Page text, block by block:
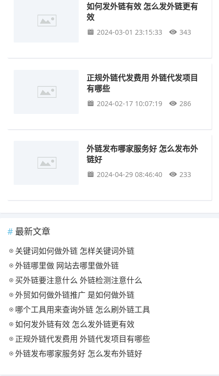
如何发外链有效 怎么发外链更有
效
2024-03-01 23:15:33 343
正规外链代发费用 外链代发项目
有哪些
2024-02-17 10:07:19 286
外链发布哪家服务好 怎么发布外
链好
2024-04-29 08:46:40 233
最新文章
关键词如何做外链 怎样关键词外链
外链哪里做 网站去哪里做外链
买外链要注意什么 外链检测注意什么
外贸如何做外链推广 是如何做外链
哪个工具用来查询外链 怎么刷外链工具
如何发外链有效 怎么发外链更有效
正规外链代发费用 外链代发项目有哪些
外链发布哪家服务好 怎么发布外链好